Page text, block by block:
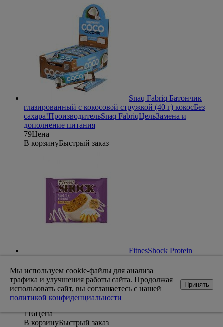
Snaq Fabriq Батончик
глазированный с кокосовой стружкой (40 г) кокосБез
сахара!ПроизводительSnaq FabriqЦельЗамена и
дополнение питания
79Цена
В корзинуБыстрый заказ
FitnesShock Protein
бабаFitnesSHOCK Ромовая баба - это бархатистый
шоколадный бисквит с изюмом, которое по вкусу так
похоже на оригинальный
десерт. ПроизводительfitnesSHOCK
дополнение питания
116Цена
В корзинуБыстрый заказ
Мы используем cookie-файлы для анализа
трафика и улучшения работы сайта. Продолжая
использовать сайт, вы соглашаетесь с нашей
политикой конфиденциальности
Принять